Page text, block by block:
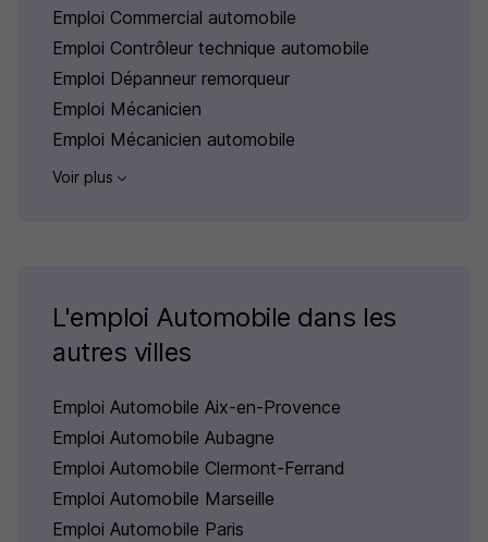
Emploi Commercial automobile
Emploi Contrôleur technique automobile
Emploi Dépanneur remorqueur
Emploi Mécanicien
Emploi Mécanicien automobile
Voir plus
L'emploi Automobile dans les
autres villes
Emploi Automobile Aix-en-Provence
Emploi Automobile Aubagne
Emploi Automobile Clermont-Ferrand
Emploi Automobile Marseille
Emploi Automobile Paris